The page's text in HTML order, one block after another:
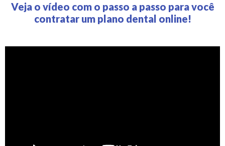
Veja o vídeo com o passo a passo para você
contratar um plano dental online!